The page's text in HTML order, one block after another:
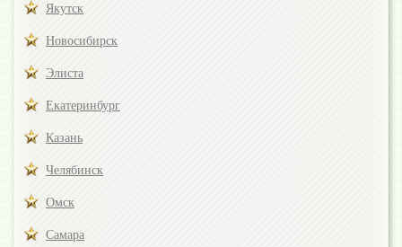
Якутск
Новосибирск
Элиста
Екатеринбург
Казань
Челябинск
Омск
Самара